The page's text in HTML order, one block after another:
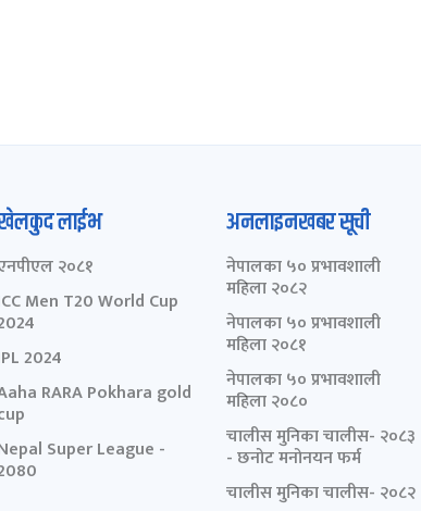
लाईभ
२०८१
Men T20 World Cup
2024
RARA Pokhara gold
Super League -
अनलाइनखबर सूची
नेपालका ५० प्रभावशाली
महिला २०८२
नेपालका ५० प्रभावशाली
महिला २०८१
नेपालका ५० प्रभावशाली
महिला २०८०
चालीस मुनिका चालीस- २०८३
- छनोट मनोनयन फर्म
चालीस मुनिका चालीस- २०८२